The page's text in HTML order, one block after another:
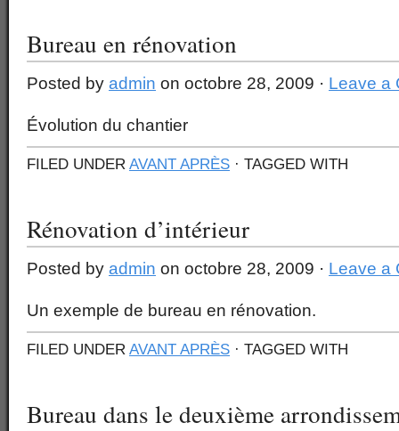
Bureau en rénovation
Posted by admin on octobre 28, 2009 · Leave a
Évolution du chantier
FILED UNDER AVANT APRÈS · TAGGED WITH
Rénovation d’intérieur
Posted by admin on octobre 28, 2009 · Leave a
Un exemple de bureau en rénovation.
FILED UNDER AVANT APRÈS · TAGGED WITH
Bureau dans le deuxième